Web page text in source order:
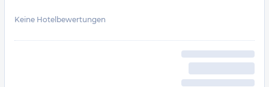
Keine Hotelbewertungen